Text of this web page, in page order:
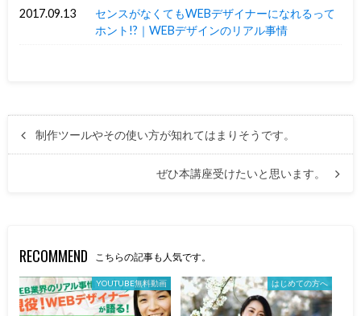
2017.09.13
センスがなくてもWEBデザイナーになれるって
ホント!?｜WEBデザインのリアル事情
制作ツールやその使い方が知れてはまりそうです。
ぜひ本講座受けたいと思います。
RECOMMEND こちらの記事も人気です。
YOUTUBE無料動画 はじめての方へ